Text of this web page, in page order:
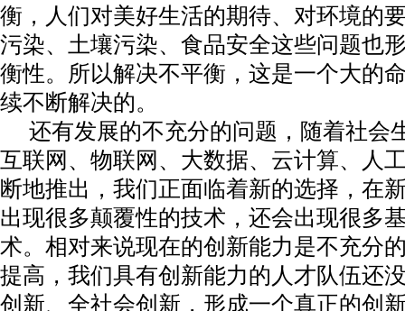
衡，人们对美好生活的期待、对环境的
污染、土壤污染、食品安全这些问题也
衡性。所以解决不平衡，这是一个大的
续不断解决的。
还有发展的不充分的问题，随着社会
互联网、物联网、大数据、云计算、人
断地推出，我们正面临着新的选择，在
出现很多颠覆性的技术，还会出现很多
术。相对来说现在的创新能力是不充分
提高，我们具有创新能力的人才队伍还
创新、全社会创新，形成一个真正的创